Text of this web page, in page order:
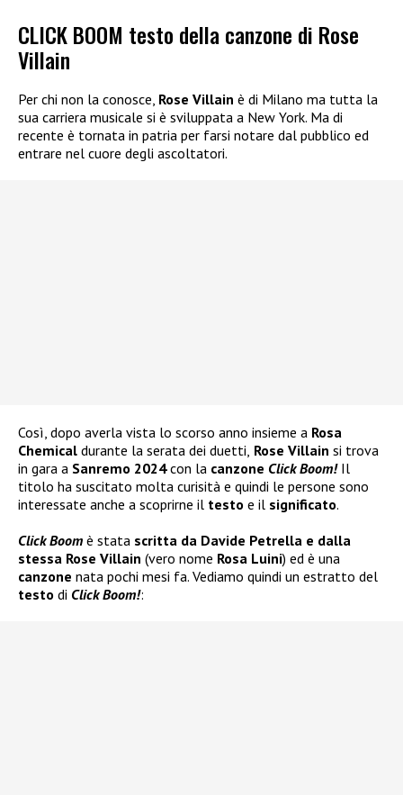
CLICK BOOM testo della canzone di Rose
Villain
Per chi non la conosce, Rose Villain è di Milano ma tutta la
sua carriera musicale si è sviluppata a New York. Ma di
recente è tornata in patria per farsi notare dal pubblico ed
entrare nel cuore degli ascoltatori.
Così, dopo averla vista lo scorso anno insieme a Rosa
Chemical durante la serata dei duetti, Rose Villain si trova
in gara a Sanremo 2024con la canzone Click Boom!Il
titolo ha suscitato molta curisità e quindi le persone sono
interessate anche a scoprirne il testo e il significato.
Click Boom è stata scritta da Davide Petrella e dalla
stessa Rose Villain (vero nome Rosa Luini) ed è una
canzone nata pochi mesi fa. Vediamo quindi un estratto del
testo di Click Boom!: